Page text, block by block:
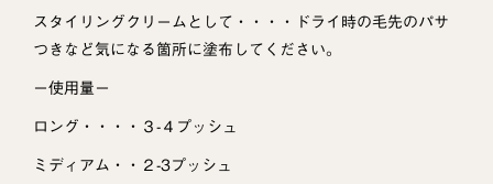
スタイリングクリームとして・・・・ドライ時の毛先のパサ
つきなど気になる箇所に塗布してください。
ー使用量ー
ロング・・・・３-４プッシュ
ミディアム・・２-3プッシュ